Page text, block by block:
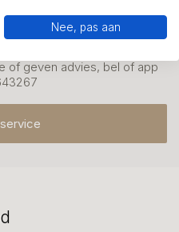
of geven advies, bel of app
Nee, pas aan